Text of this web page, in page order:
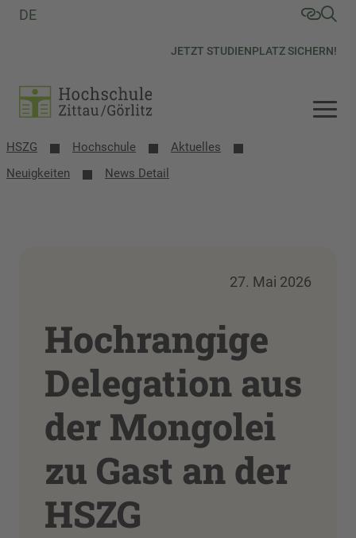
JETZT STUDIENPLATZ SICHERN!
DE
HSZG Hochschule
Aktuelles
Neuigkeiten
News Detail
27. Mai 2026
Hochrangige
Delegation aus
der Mongolei
zu Gast an der
HSZG